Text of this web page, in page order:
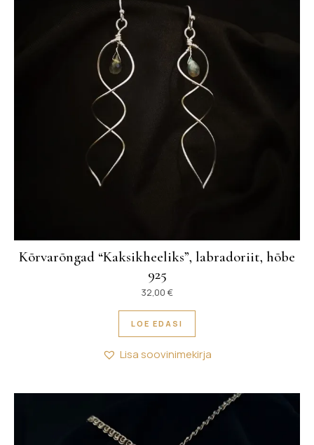
Kõrvarõngad “Kaksikheeliks”, labradoriit, hõbe
925
32,00 €
LOE EDASI
Lisa soovinimekirja